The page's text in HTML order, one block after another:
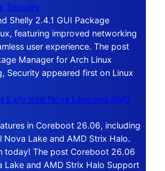
Security
Shelly 2.4.1 GUI Package
featuring improved networking
user experience. The post
Manager for Arch Linux
Security appeared first on Linux
Early Intel Nova Lake and AMD
in Coreboot 26.06, including
Lake and AMD Strix Halo.
today! The post Coreboot 26.06
Lake and AMD Strix Halo Support